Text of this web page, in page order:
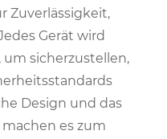
Zuverlässigkeit,
Gerät wird
sicherzustellen,
Design und das
es zum